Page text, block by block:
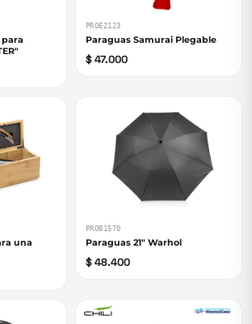
PROE2123
Paraguas Samurai Plegable
$ 47.000
una
PROB1570
Paraguas 21" Warhol
$ 48.400